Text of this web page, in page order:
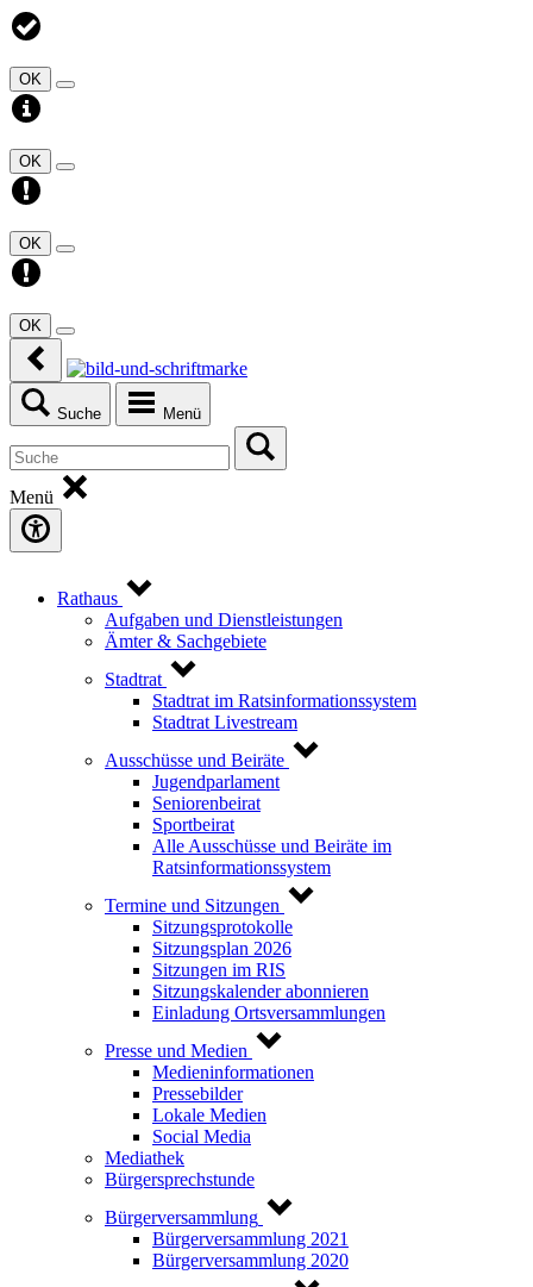
OK
OK
OK
OK
Suche Menü
Menü
Rathaus
Aufgaben und Dienstleistungen
Ämter & Sachgebiete
Stadtrat
Stadtrat im Ratsinformationssystem
Stadtrat Livestream
Ausschüsse und Beiräte
Jugendparlament
Seniorenbeirat
Sportbeirat
Alle Ausschüsse und Beiräte im
Ratsinformationssystem
Termine und Sitzungen
Sitzungsprotokolle
Sitzungsplan 2026
Sitzungen im RIS
Sitzungskalender abonnieren
Einladung Ortsversammlungen
Presse und Medien
Medieninformationen
Pressebilder
Lokale Medien
Social Media
Mediathek
Bürgersprechstunde
Bürgerversammlung
Bürgerversammlung 2021
Bürgerversammlung 2020